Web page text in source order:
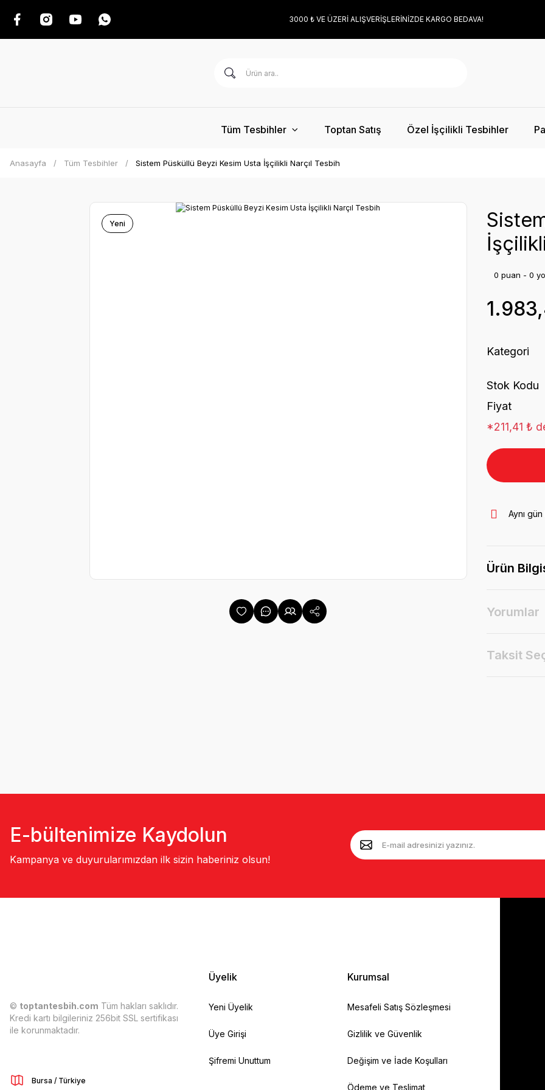
3000 ₺ VE ÜZERİ ALIŞVERİŞLERİNİZDE KARGO BEDAVA!
Tüm Tesbihler Toptan Satış Özel İşçilikli Tesbihler
Anasayfa Tüm Tesbihler Sistem Püsküllü Beyzi Kesim Usta İşçilikli Narçıl Tesbih
Yeni
0 puan - 0
Kategori
Stok Kodu
Fiyat
*211,41 ₺
Aynı
Ürün
Yorumlar
Taksit
E-bültenimize Kaydolun
Kampanya ve duyurularımızdan ilk sizin haberiniz olsun!
© toptantesbih.com Tüm hakları saklıdır.
Kredi kartı bilgileriniz 256bit SSL sertifikası
ile korunmaktadır.
Bursa / Türkiye
Üyelik
Yeni Üyelik
Üye Girişi
Şifremi Unuttum
Kurumsal
Mesafeli Satış Sözleşmesi
Gizlilik ve Güvenlik
Değişim ve İade Koşulları
Ödeme ve Teslimat